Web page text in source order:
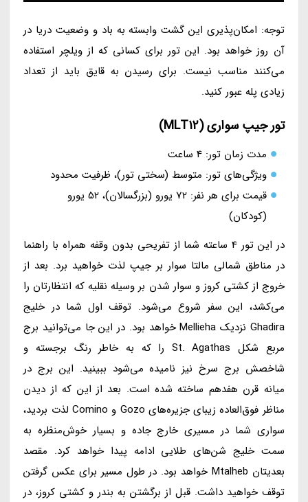
توجه: امکان‌پذیری این گشت وابسته به باد و وضعیت دریا در
آن روز خواهد بود. این تور برای کسانی که از ویلچر استفاده
می‌کنند مناسب نیست. برای رسیدن به قایق باید از تعداد
زیادی پله عبور کنید.
تور جیپ سواری (MLT12)
مدت زمان تور: 4 ساعت
ویژگی‌های تور: متوسط (سختی تور)، ظرفیت محدود
قیمت برای هر نفر: 72 یورو (بزرگسالان)، 52 یورو
(کودکان)
در این تور 4 ساعته شما از تفریحی بدون وقفه همراه با راهنما
در مناطق شمالی مالتا سوار بر جیپ لذت خواهید برد. بعد از
خروج از کشتی کروز و سوار شدن بر وسیله نقلیه که انتظارتان را
می‌کشد، این سفر شروع می‌شود. توقف اول شما در خلیج
Ghadira نزدیک Mellieha خواهد بود. در این جا می‌توانید برج
مربع شکل St. Agathas را که به خاطر رنگ برجسته و
شاخصش برج سرخ نیز نامیده می‌شود ببینید. این برج در
میانه قرن هفدهم ساخته شده است. بعد از این که از دیدن
مناظر فوق‌العاده زیبای جزیره‌های Gozo و Comino لذت بردید،
سواری شما در مسیری خارج جاده و بسیار خوش‌منظره به
سمت خلیج شن‌های طلایی ادامه پیدا خواهد کرد. مقصد
بعدیتان Mtalheb خواهد بود. در طول مسیر برای عکس گرفتن
توقف خواهید داشت. قبل از برگشتن به بندر و کشتی کروز، در